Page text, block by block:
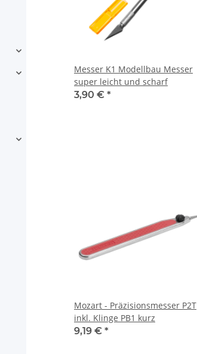
Messer K1 Modellbau Messer
super leicht und scharf
3,90 € *
Mozart - Präzisionsmesser P2T
inkl. Klinge PB1 kurz
9,19 € *